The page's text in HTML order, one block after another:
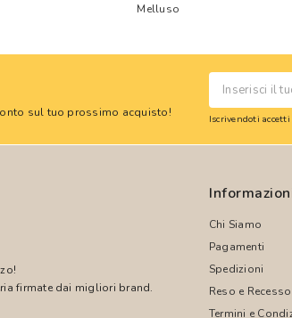
Melluso
sul tuo prossimo acquisto! Iscrivendoti
firmate dai migliori brand.
Chi Siamo
Pagamenti
Spedizioni
Reso e Recesso
Termini e